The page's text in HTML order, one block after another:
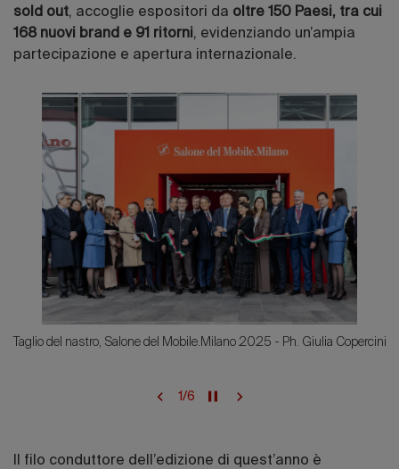
sold out, accoglie espositori da oltre 150 Paesi, tra cui
168 nuovi brand e 91 ritorni, evidenziando un’ampia
partecipazione e apertura internazionale.
Taglio del nastro, Salone del Mobile.Milano 2025 - Ph. Giulia Copercini
1/6
Il filo conduttore dell’edizione di quest’anno è